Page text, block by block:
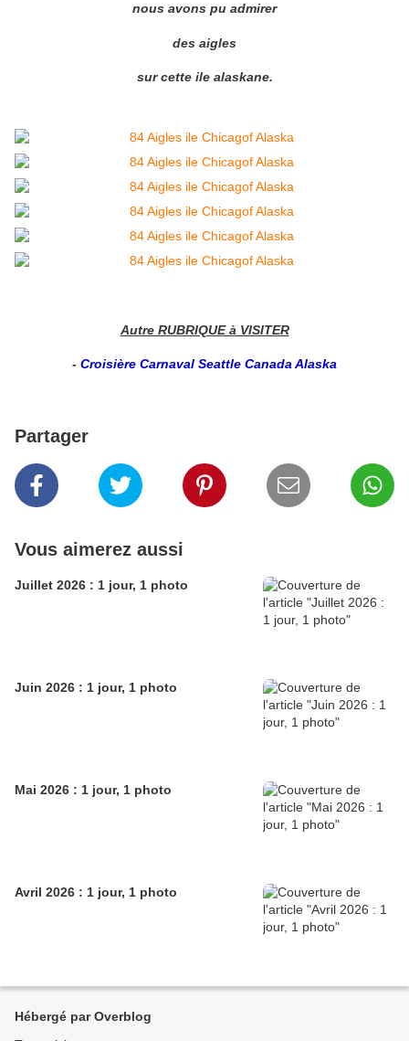
nous avons pu admirer
des aigles
sur cette ile alaskane.
Autre RUBRIQUE à VISITER
- Croisière Carnaval Seattle Canada Alaska
Partager
Vous aimerez aussi
Juillet 2026 : 1 jour, 1 photo
Juin 2026 : 1 jour, 1 photo
Mai 2026 : 1 jour, 1 photo
Avril 2026 : 1 jour, 1 photo
Hébergé par Overblog